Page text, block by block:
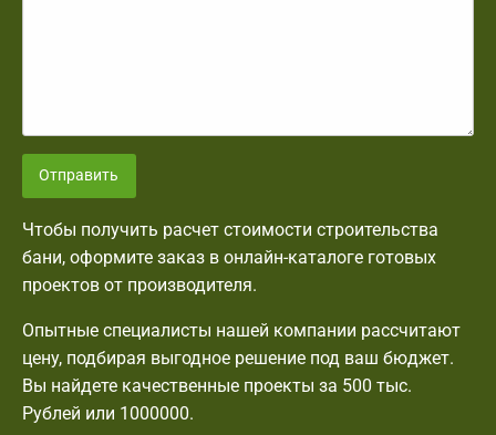
Отправить
Чтобы получить расчет стоимости строительства
бани, оформите заказ в онлайн-каталоге готовых
проектов от производителя.
Опытные специалисты нашей компании рассчитают
цену, подбирая выгодное решение под ваш бюджет.
Вы найдете качественные проекты за 500 тыс.
Рублей или 1000000.